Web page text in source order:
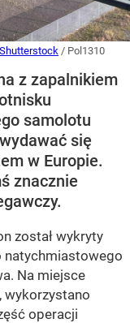
Shutterstock / Pol1310
z zapalnikiem
samolotu
się
w Europie.
znacznie
został wykryty
natychmiastowego
Na miejsce
wykorzystano
operacji